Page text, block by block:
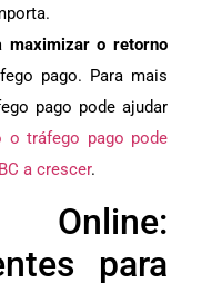
maximizar o retorno
pago. Para mais
pago pode ajudar
o tráfego pago pode
a crescer.
Online:
para